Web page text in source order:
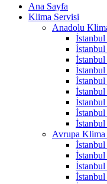
Ana Sayfa
Klima Servisi
Anadolu
İstanbul
Avrupa Klima
İstanbul